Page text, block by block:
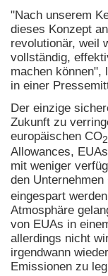
"Nach unserem
dieses Konzept
revolutionär, weil
vollständig,
machen können",
in einer
Der einzige
Zukunft zu
europäischen CO2
Allowances,
mit weniger
den Unternehmen
eingespart
Atmosphäre
von EUAs in
allerdings nicht
irgendwann
Emissionen zu